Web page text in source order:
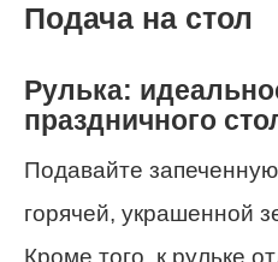
Подача на стол
Рулька:
праздничного
Подавайте
горячей, украшенной
Кроме того, к рульке